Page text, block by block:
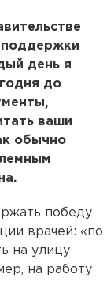
день я
до
ваши
обычно
победу
врачей: «по
на улицу
на работу